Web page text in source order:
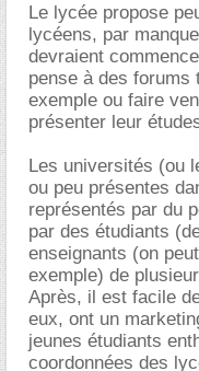
Le lycée propose
lycéens, par
devraient
pense à des forums
exemple ou faire
présenter leur
Les universités (ou
ou peu présentes
représentés par du
par des étudiants
enseignants (on
exemple) de
Après, il est facile
eux, ont un
jeunes étudiants
coordonnées des